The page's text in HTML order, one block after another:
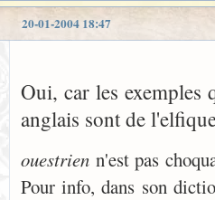
20-01-2004 18:47
Oui, car les exemples
anglais sont de
ouestrien n'est pas
Pour info, dans son